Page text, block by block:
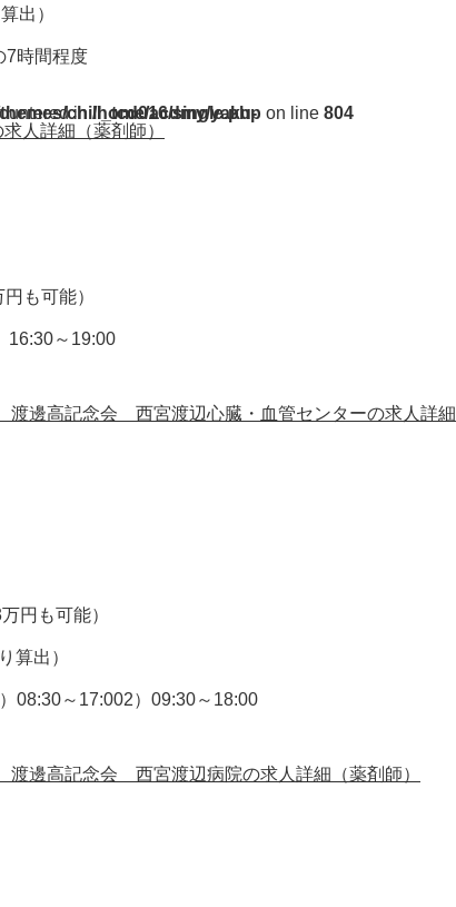
出）
時間程度
in
content/themes/chill_tcd016/single.php on line 804
人詳細（薬剤師）
も可能）
～19:00
渡邊高記念会 西宮渡辺心臓・血管センターの求人詳細
円も可能）
算出）
～17:002）09:30～18:00
渡邊高記念会 西宮渡辺病院の求人詳細（薬剤師）